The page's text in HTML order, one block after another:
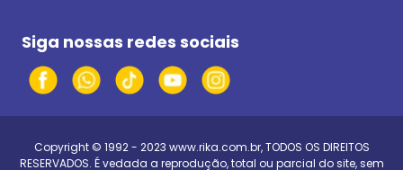
Siga nossas redes sociais
Copyright © 1992 - 2023 www.rika.com.br, TODOS OS DIREITOS
RESERVADOS. É vedada a reprodução, total ou parcial do site, sem